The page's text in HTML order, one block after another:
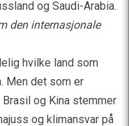
og Saudi-Arabia.
den internasjonale
hvilke land som
Men det som er
og Kina stemmer
og klimansvar på